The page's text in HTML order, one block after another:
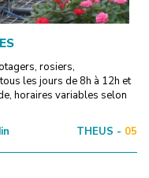
rosiers,
les jours de 8h à 12h et
horaires variables selon
THEUS - 05